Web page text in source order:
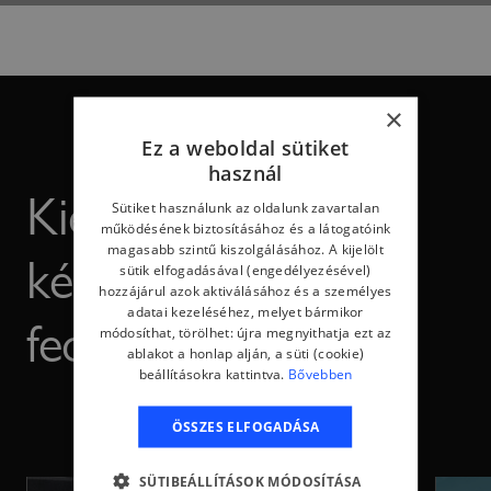
Kiemelkedő
kényelem a
fedélzeten
×
Ez a weboldal sütiket
használ
Sütiket használunk az oldalunk zavartalan
működésének biztosításához és a látogatóink
magasabb szintű kiszolgálásához. A kijelölt
sütik elfogadásával (engedélyezésével)
hozzájárul azok aktiválásához és a személyes
adatai kezeléséhez, melyet bármikor
módosíthat, törölhet: újra megnyithatja ezt az
ablakot a honlap alján, a süti (cookie)
beállításokra kattintva. Bővebben
ÖSSZES ELFOGADÁSA
SÜTIBEÁLLÍTÁSOK MÓDOSÍTÁSA